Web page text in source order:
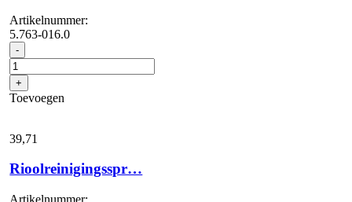
Artikelnummer:
5.763-016.0
- Rioolreinigingsspr...
aantal
+
Toevoegen
39,71
Rioolreinigingsspr…